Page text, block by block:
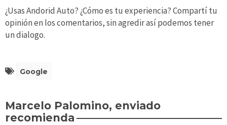
¿Usas Andorid Auto? ¿Cómo es tu experiencia? Compartí tu
opinión en los comentarios, sin agredir así podemos tener
un dialogo.
Google
Marcelo Palomino, enviado
recomienda